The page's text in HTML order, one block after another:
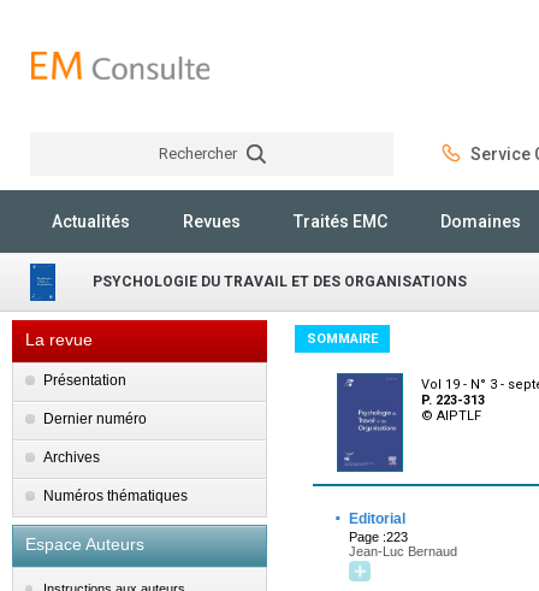
Rechercher Service
Actualités Revues Traités EMC Domaines
PSYCHOLOGIE DU TRAVAIL ET DES ORGANISATIONS
La revue
Présentation
Dernier numéro
Archives
Numéros thématiques
Espace Auteurs
SOMMAIRE
Vol 19 - N° 3 -
P. 223-313
© AIPTLF
· Editorial
Page :223
Jean-Luc Bernaud